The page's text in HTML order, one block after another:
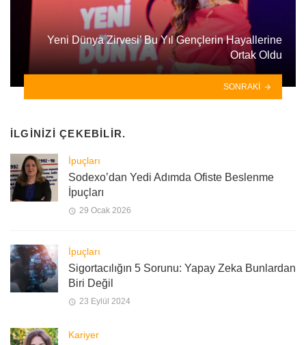
Yeni Dünya Zirvesi’ Bu Yıl Gençlerin Hayallerine
Ortak Oldu
SONRAKI
İLGINIZI ÇEKEBILIR.
İpuçları
Sodexo’dan Yedi Adımda Ofiste Beslenme
İpuçları
29 Ocak 2026
İpuçları
Sigortacılığın 5 Sorunu: Yapay Zeka Bunlardan
Biri Değil
23 Eylül 2024
Kariyer